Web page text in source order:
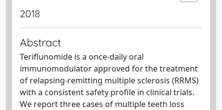
2018
Abstract
Teriflunomide is a once-daily oral
immunomodulator approved for the treatment
of relapsing-remitting multiple sclerosis (RRMS)
with a consistent safety profile in clinical trials.
We report three cases of multiple teeth loss